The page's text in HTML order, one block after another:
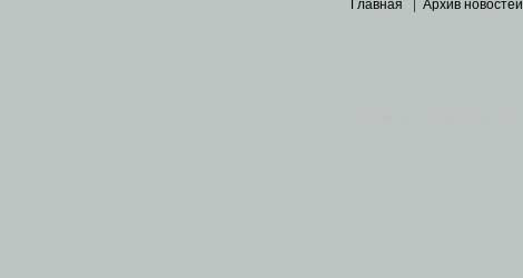
Главная Архив новостей